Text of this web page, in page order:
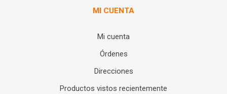
MI CUENTA
Mi cuenta
Órdenes
Direcciones
Productos vistos recientemente